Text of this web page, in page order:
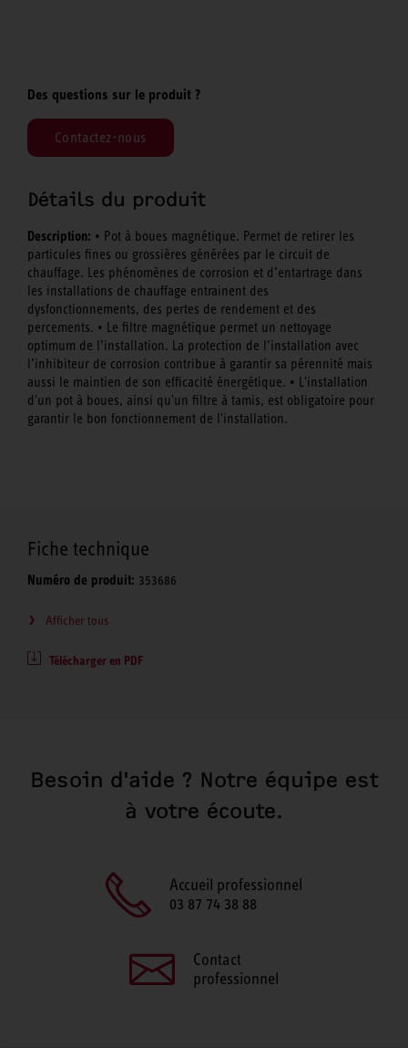
Des questions sur le produit ?
Contactez-nous
Détails du produit
Description: • Pot à boues magnétique. Permet de retirer les
particules fines ou grossières générées par le circuit de
chauffage. Les phénomènes de corrosion et d’entartrage dans
les installations de chauffage entrainent des
dysfonctionnements, des pertes de rendement et des
percements. • Le filtre magnétique permet un nettoyage
optimum de l’installation. La protection de l’installation avec
l’inhibiteur de corrosion contribue à garantir sa pérennité mais
aussi le maintien de son efficacité énergétique. • L'installation
d'un pot à boues, ainsi qu'un filtre à tamis, est obligatoire pour
garantir le bon fonctionnement de l'installation.
Fiche technique
Numéro de produit: 353686
Afficher tous
Télécharger en PDF
Besoin d'aide ? Notre équipe est
à votre écoute.
Accueil professionnel
03 87 74 38 88
Contact
professionnel